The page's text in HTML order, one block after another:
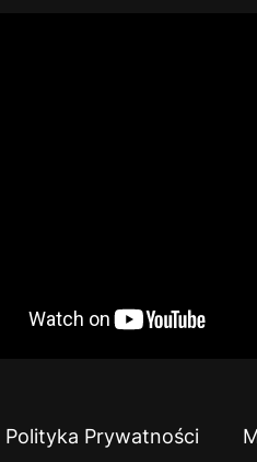
Polityka Prywatności